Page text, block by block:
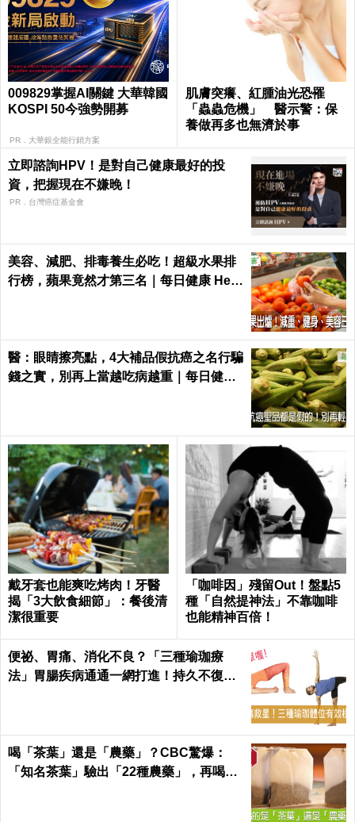
009829掌握AI關鍵 大華韓國
KOSPI 50今強勢開募
PR．大華銀全能行銷方案
肌膚突癢、紅腫油光恐罹
「蟲蟲危機」 醫示警：保
養做再多也無濟於事
立即諮詢HPV！是對自己健康最好的投
資，把握現在不嫌晚！
PR．台灣癌症基金會
美容、減肥、排毒養生必吃！超級水果排
行榜，蘋果竟然才第三名｜每日健康 Heal
醫：眼睛擦亮點，4大補品假抗癌之名行騙
錢之實，別再上當越吃病越重｜每日健康
戴牙套也能爽吃烤肉！牙醫
揭「3大飲食細節」：餐後清
潔很重要
「咖啡因」殘留Out！盤點5
種「自然提神法」不靠咖啡
也能精神百倍！
便祕、胃痛、消化不良？「三種瑜珈療
法」胃腸疾病通通一網打進！持久不復
喝「茶葉」還是「農藥」？CBC驚爆：
「知名茶葉」驗出「22種農藥」，再喝癌